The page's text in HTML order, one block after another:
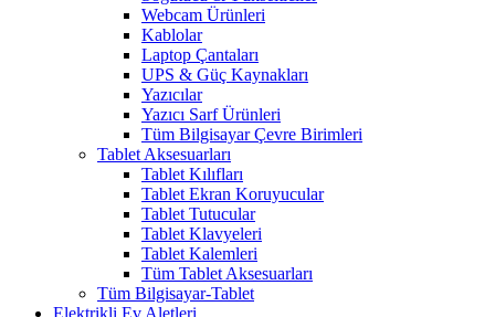
Webcam Ürünleri
Kablolar
Laptop Çantaları
UPS & Güç Kaynakları
Yazıcılar
Yazıcı Sarf Ürünleri
Tüm Bilgisayar Çevre Birimleri
Tablet Aksesuarları
Tablet Kılıfları
Tablet Ekran Koruyucular
Tablet Tutucular
Tablet Klavyeleri
Tablet Kalemleri
Tüm Tablet Aksesuarları
Tüm Bilgisayar-Tablet
Elektrikli Ev Aletleri